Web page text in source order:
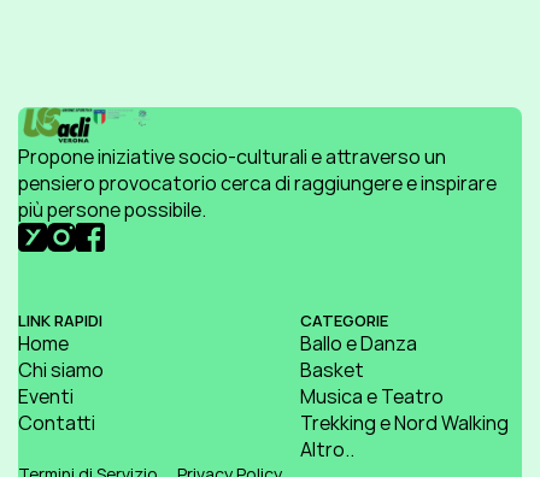
Propone iniziative socio-culturali e attraverso un
pensiero provocatorio cerca di raggiungere e inspirare
più persone possibile.
LINK RAPIDI
Home
Chi siamo
Eventi
Contatti
CATEGORIE
Ballo e Danza
Basket
Musica e Teatro
Trekking e Nord Walking
Altro..